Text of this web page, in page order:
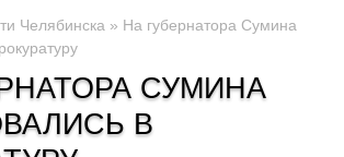
Челябинска » На губернатора Сумина
СУМИНА
В